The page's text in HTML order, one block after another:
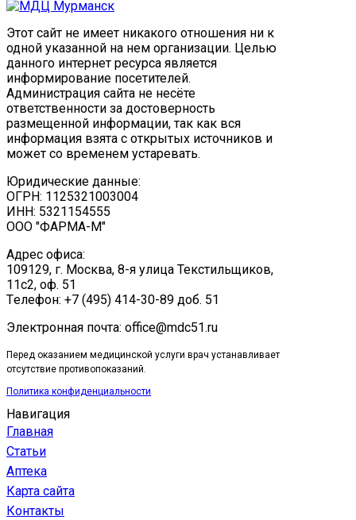
Этот сайт не имеет никакого отношения ни к
одной указанной на нем организации. Целью
данного интернет ресурса является
информирование посетителей.
Администрация сайта не несёте
ответственности за достоверность
размещенной информации, так как вся
информация взята с открытых источников и
может со временем устаревать.
Юридические данные:
ОГРН: 1125321003004
ИНН: 5321154555
ООО "ФАРМА-М"
Адрес офиса:
109129, г. Москва, ​8-я улица Текстильщиков,
11с2, оф. 51
Tелефон: +7 (495) 414-30-89 доб. 51
Электронная почта: office@mdc51.ru
Перед оказанием медицинской услуги врач устанавливает
отсутствие противопоказаний.
Политика конфиденциальности
Навигация
Главная
Статьи
Аптека
Карта сайта
Контакты